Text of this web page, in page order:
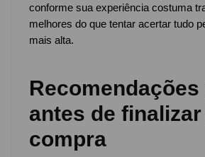
conforme sua experiência costuma
melhores do que tentar acertar tudo
mais alta.
antes de finalizar
compra